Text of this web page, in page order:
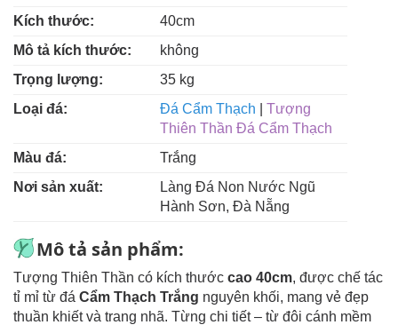
Kích thước:
40cm
Mô tả kích thước:
không
Trọng lượng:
35 kg
Loại đá:
Đá Cẩm Thạch
Tượng
Thiên Thần Đá Cẩm Thạch
Màu đá:
Trắng
Nơi sản xuất:
Làng Đá Non Nước Ngũ
Hành Sơn, Đà Nẵng
Mô tả sản phẩm:
Tượng Thiên Thần có kích thước cao 40cm, được chế tác
tỉ mỉ từ đá Cẩm Thạch Trắng nguyên khối, mang vẻ đẹp
thuần khiết và trang nhã. Từng chi tiết – từ đôi cánh mềm